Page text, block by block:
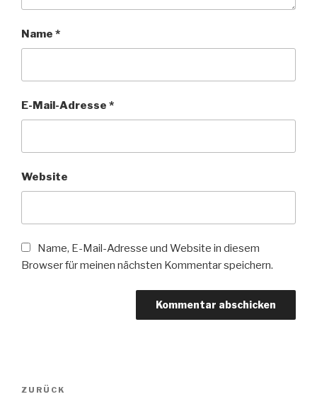
Name *
E-Mail-Adresse *
Website
Name, E-Mail-Adresse und Website in diesem
Browser für meinen nächsten Kommentar speichern.
Beitragsnavigation
Vorheriger
ZURÜCK